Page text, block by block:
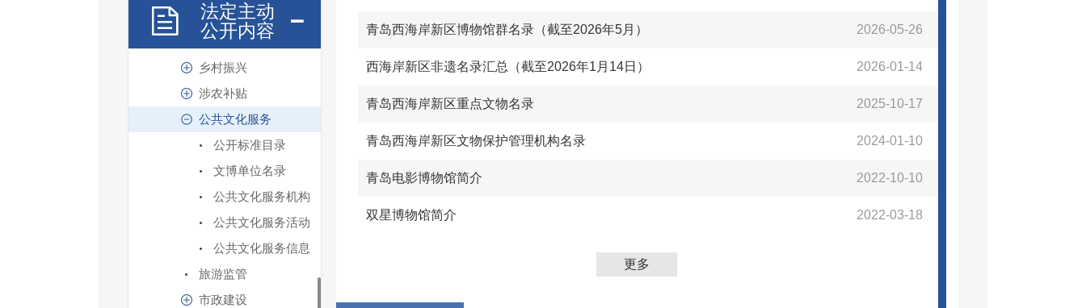
法定主动
公开内容
社会福利
社会保障
乡村振兴
涉农补贴
公共文化服务
公开标准目录
文博单位名录
公共文化服务机构
公共文化服务活动
公共文化服务信息
旅游监管
市政建设
青岛西海岸新区博物馆群名录（截至2026年5月） 2026-05-26
西海岸新区非遗名录汇总（截至2026年1月14日） 2026-01-14
青岛西海岸新区重点文物名录 2025-10-17
青岛西海岸新区文物保护管理机构名录 2024-01-10
青岛电影博物馆简介 2022-10-10
双星博物馆简介 2022-03-18
更多